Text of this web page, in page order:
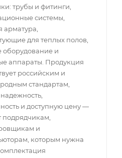
трубы и фитинги,
системы,
арматура,
для теплых полов,
оборудование и
аппараты. Продукция
российским и
стандартам,
и доступную цену —
подрядчикам,
и
которым нужна